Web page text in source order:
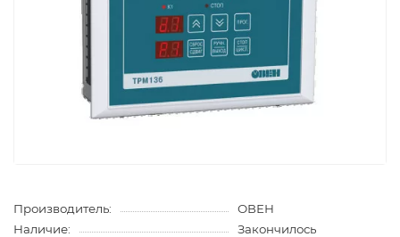
Производитель:
ОВЕН
Наличие:
Закончилось